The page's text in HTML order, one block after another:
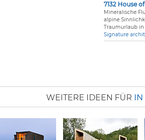
7132 House
Mineralische
alpine
Traumurlaub in
Signature
WEITERE IDEEN FÜR